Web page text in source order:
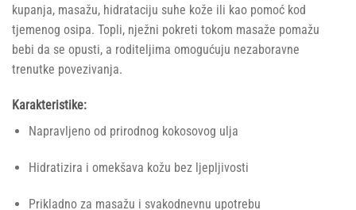
kupanja, masažu, hidrataciju suhe kože ili kao pomoć kod
tjemenog osipa. Topli, nježni pokreti tokom masaže pomažu
bebi da se opusti, a roditeljima omogućuju nezaboravne
trenutke povezivanja.
Karakteristike:
Napravljeno od prirodnog kokosovog ulja
Hidratizira i omekšava kožu bez ljepljivosti
Prikladno za masažu i svakodnevnu upotrebu